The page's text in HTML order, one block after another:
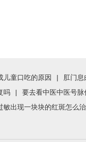
儿童口吃的原因 | 肛门
吗 | 要去看中医中医号
敏出现一块块的红斑怎么